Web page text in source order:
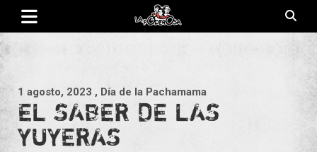
Saltar
contenido
1 agosto, 2023 , Día de la Pachamama
EL SABER DE LAS
YUYERAS